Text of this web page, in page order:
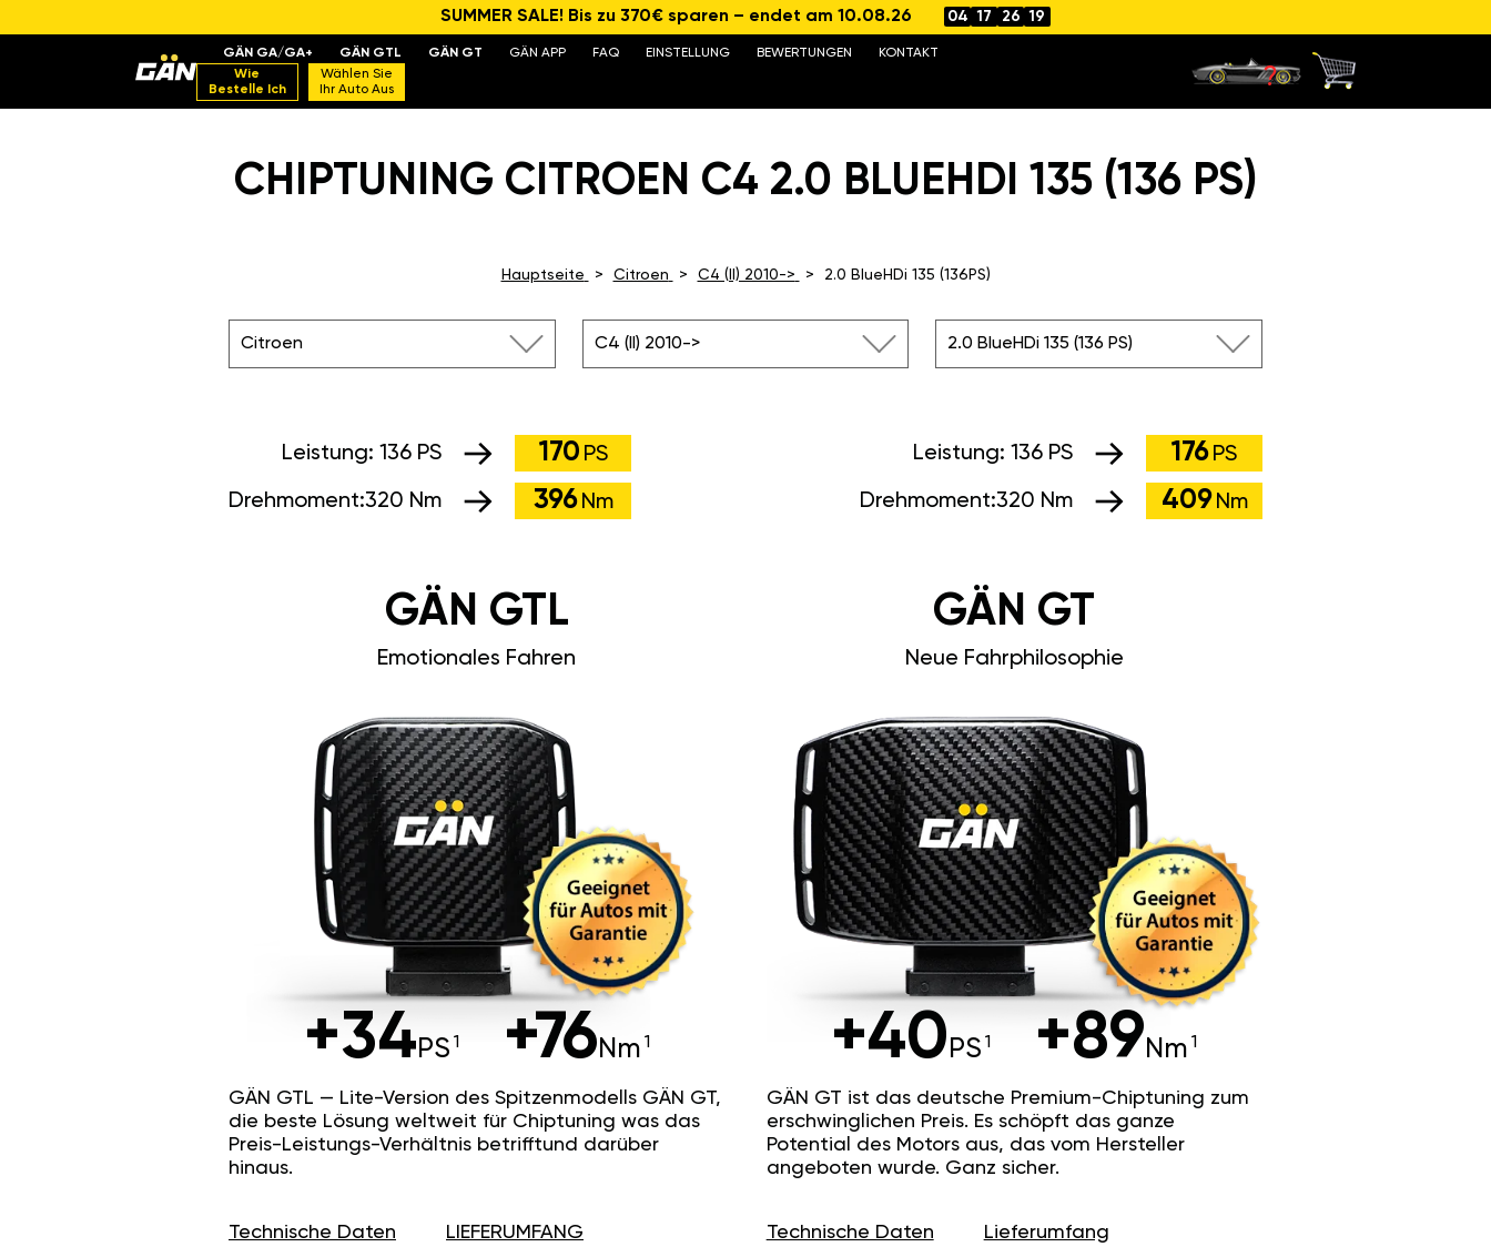
SUMMER SALE! Bis zu 370€ sparen – endet am 10.08.26 04 17 26 19
GÄN GA/GA+ GÄN GTL GÄN GT GÄN APP FAQ EINSTELLUNG BEWERTUNGEN
KONTAKT
Wie
Bestelle Ich
Wählen Sie
Ihr Auto Aus
CHIPTUNING CITROEN C4 2.0 BLUEHDI 135 (136 PS)
Hauptseite Citroen C4 (II) 2010-> 2.0 BlueHDi 135 (136PS)
Citroen C4 (II) 2010-> 2.0 BlueHDi 135 (136 PS)
Leistung: 136 PS 176 PS
Drehmoment:320 Nm 409 Nm
Leistung: 136 PS 170 PS
Drehmoment:320 Nm 396 Nm
GÄN GT
Neue Fahrphilosophie
+40 PS +89 Nm
GÄN GT ist das deutsche Premium-Chiptuning zum
erschwinglichen Preis. Es schöpft das ganze
Potential des Motors aus, das vom Hersteller
angeboten wurde. Ganz sicher.
Technische Daten Lieferumfang
GÄN GTL
Emotionales Fahren
+34 PS +76 Nm
GÄN GTL — Lite-Version des Spitzenmodells GÄN GT,
die beste Lösung weltweit für Chiptuning was das
Preis-Leistungs-Verhältnis betrifftund darüber
hinaus.
Technische Daten LIEFERUMFANG